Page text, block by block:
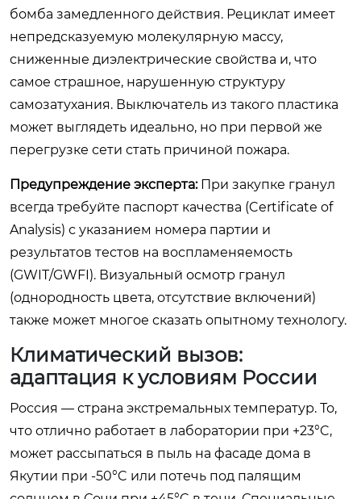
бомба замедленного действия. Рециклат имеет
непредсказуемую молекулярную массу,
сниженные диэлектрические свойства и, что
самое страшное, нарушенную структуру
самозатухания. Выключатель из такого пластика
может выглядеть идеально, но при первой же
перегрузке сети стать причиной пожара.
Предупреждение эксперта:При закупке гранул
всегда требуйте паспорт качества (Certificate of
Analysis) с указанием номера партии и
результатов тестов на воспламеняемость
(GWIT/GWFI). Визуальный осмотр гранул
(однородность цвета, отсутствие включений)
также может многое сказать опытному технологу.
Климатический вызов:
адаптация к условиям России
Россия — страна экстремальных температур. То,
что отлично работает в лаборатории при +23°C,
может рассыпаться в пыль на фасаде дома в
Якутии при -50°C или потечь под палящим